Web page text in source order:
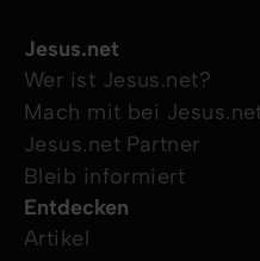
Jesus.net
Wer ist Jesus.net?
Mach mit bei
Jesus.net Partner
Bleib informiert
Entdecken
Artikel